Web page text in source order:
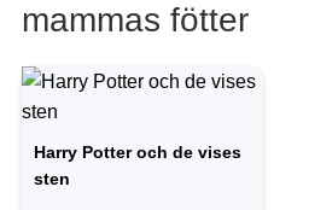
mammas fötter
Harry Potter och de vises
sten